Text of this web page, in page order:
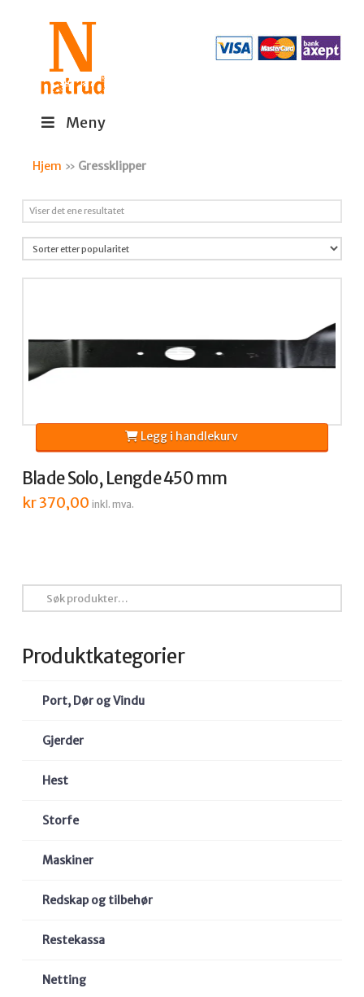
Meny
Hjem » Gressklipper
Viser det ene resultatet
Blade Solo, Lengde 450 mm
kr370,00 inkl. mva.
Legg i handlekurv
etter:
Produktkategorier
Port, Dør og Vindu
Gjerder
Hest
Storfe
Maskiner
Redskap og tilbehør
Restekassa
Netting